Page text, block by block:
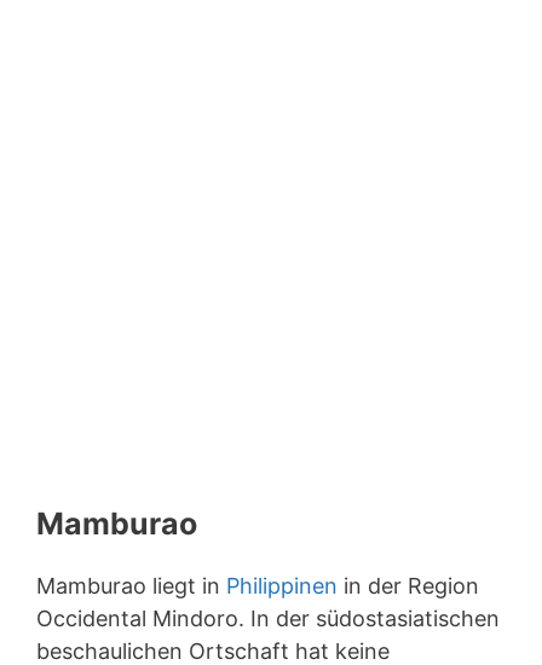
Mamburao
Mamburao liegt in Philippinen in der Region
Occidental Mindoro. In der südostasiatischen
beschaulichen Ortschaft hat keine